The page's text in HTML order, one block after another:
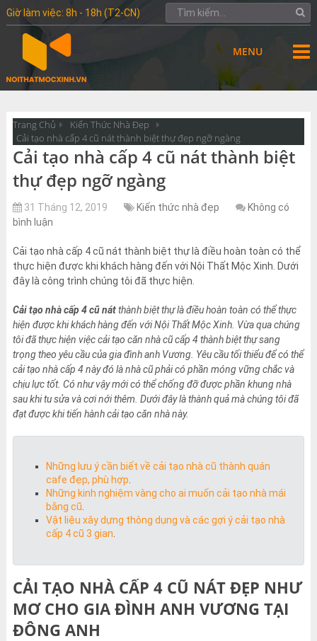
Giờ làm việc: 8h - 18h (T2-CN)
MENU
Trang Chủ
Kiến Thức Nhà Đẹp
Cải tạo nhà cấp 4 cũ nát thành biệt thự đẹp ngỡ ngàng
Cải tạo nhà cấp 4 cũ nát thành biệt
thự đẹp ngỡ ngàng
31 Tháng 12, 2019 Kiến thức nhà đẹp
Không có
bình luận
Cải tạo nhà cấp 4 cũ nát thành biệt thự là điều hoàn toàn có thể
thực hiện được khi khách hàng đến với Nội Thất Mộc Xinh. Dưới
đây là công trình chúng tôi đã thực hiện.
Cải tạo nhà cấp 4 cũ nátthành biệt thự là điều hoàn toàn có thể thực
hiện được khi khách hàng đến với Nội Thất Mộc Xinh. Vừa qua chúng
tôi đã thực hiện việc cải tạo căn nhà cũ cấp 4 thành biệt thự sang
trọng theo yêu cầu của gia đình anh Vương. Yêu cầu tối thiểu để có thể
cải tạo nhà cấp 4 này đó là nhà cũ phải có phần móng vững chắc và
chịu lực tốt. Có như vậy mới có thể chống đỡ được phần khung nhà
sau khi tu sửa và cơi nới thêm. Dưới đây là thành quả mà chúng tôi đã
đạt được khi tiến hành cải tạo căn nhà này.
Những lưu ý cần biết về cải tạo nhà cũ thành quán
cafe đẹp, phù hợp
Những kinh nghiệm vàng cho ai muốn cải tạo nhà mái
bằng cũ
Vật liệu xây dựng thông dụng và các gợi ý cải tạo nhà
cấp 4 cũ 3 gian
CẢI TẠO NHÀ CẤP 4 CŨ NÁT ĐẸP NHƯ
MƠ CHO GIA ĐÌNH ANH VƯƠNG TẠI
ĐÔNG ANH